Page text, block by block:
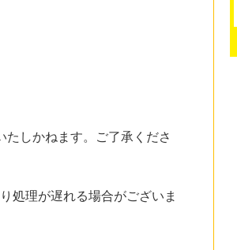
しかねます。ご了承くださ
処理が遅れる場合がございま